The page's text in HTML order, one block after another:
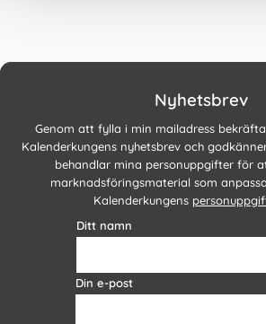
Nyhetsbrev
Genom att fylla i min mailadress
Kalenderkungens nyhetsbrev och
behandlar mina personuppgifter för
marknadsföringsmaterial som
Kalenderkungens
Ditt namn
Din e-post